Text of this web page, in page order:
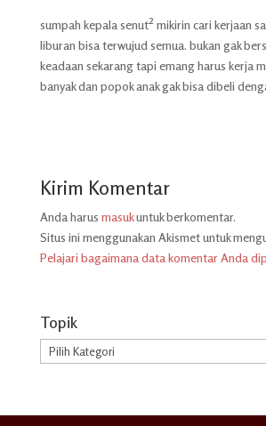
sumpah kepala senut² mikirin cari kerjaan
liburan bisa terwujud semua. bukan gak
keadaan sekarang tapi emang harus kerja
banyak dan popok anak gak bisa dibeli
Kirim Komentar
Anda harus masukuntuk berkomentar.
Situs ini menggunakan Akismet untuk
Pelajari bagaimana data komentar Anda
Topik
Topik